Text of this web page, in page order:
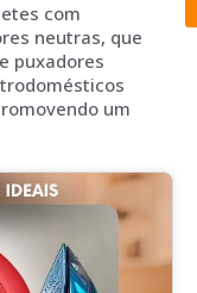
com
neutras, que
puxadores
um